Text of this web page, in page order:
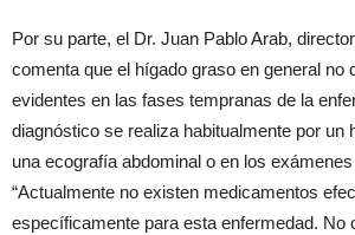
Por su parte, el Dr. Juan Pablo Arab,
comenta que el hígado graso en general no
evidentes en las fases tempranas de la
diagnóstico se realiza habitualmente por un
una ecografía abdominal o en los
“Actualmente no existen medicamentos
específicamente para esta enfermedad. No